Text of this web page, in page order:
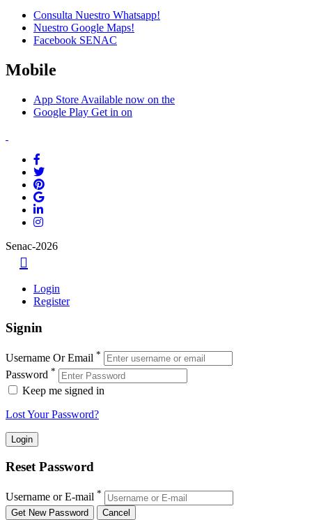
Consulta Nuestro Whatsapp!
Nuestro Google Maps!
Facebook SENAC
Mobile
App Store Available now on the
Google Play Get in on
Senac-2026
Login
Register
Signin
Username Or Email *
Password *
Keep me signed in
Lost Your Password?
Reset Password
Username or E-mail *